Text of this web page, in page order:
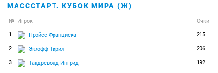
МАСССТАРТ. КУБОК МИРА (Ж)
№ Игрок Очки
1 Пройсс Франциска 215
2 Экхофф Тирил 206
3 Тандреволд Ингрид 192